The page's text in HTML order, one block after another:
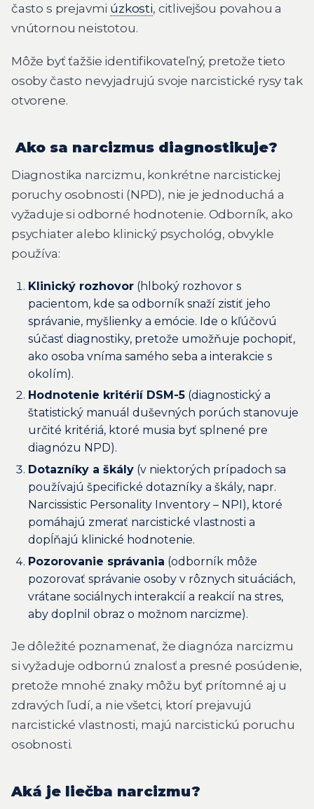
často s prejavmi úzkosti, citlivejšou povahou a
vnútornou neistotou.
Môže byť ťažšie identifikovateľný, pretože tieto
osoby často nevyjadrujú svoje narcistické rysy tak
otvorene.
Ako sa narcizmus diagnostikuje?
Diagnostika narcizmu, konkrétne narcistickej
poruchy osobnosti (NPD), nie je jednoduchá a
vyžaduje si odborné hodnotenie. Odborník, ako
psychiater alebo klinický psychológ, obvykle
používa:
Klinický rozhovor (hlboký rozhovor s
pacientom, kde sa odborník snaží zistiť jeho
správanie, myšlienky a emócie. Ide o kľúčovú
súčasť diagnostiky, pretože umožňuje pochopiť,
ako osoba vníma samého seba a interakcie s
okolím).
Hodnotenie kritérií DSM-5 (diagnostický a
štatistický manuál duševných porúch stanovuje
určité kritériá, ktoré musia byť splnené pre
diagnózu NPD).
Dotazníky a škály (v niektorých prípadoch sa
používajú špecifické dotazníky a škály, napr.
Narcissistic Personality Inventory – NPI), ktoré
pomáhajú zmerať narcistické vlastnosti a
dopĺňajú klinické hodnotenie.
Pozorovanie správania (odborník môže
pozorovať správanie osoby v rôznych situáciách,
vrátane sociálnych interakcií a reakcií na stres,
aby doplnil obraz o možnom narcizme).
Je dôležité poznamenať, že diagnóza narcizmu
si vyžaduje odbornú znalosť a presné posúdenie,
pretože mnohé znaky môžu byť prítomné aj u
zdravých ľudí, a nie všetci, ktorí prejavujú
narcistické vlastnosti, majú narcistickú poruchu
osobnosti.
Aká je liečba narcizmu?